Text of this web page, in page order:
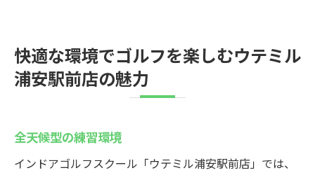
快適な環境でゴルフを楽しむウテミル
浦安駅前店の魅力
全天候型の練習環境
インドアゴルフスクール「ウテミル浦安駅前店」では、